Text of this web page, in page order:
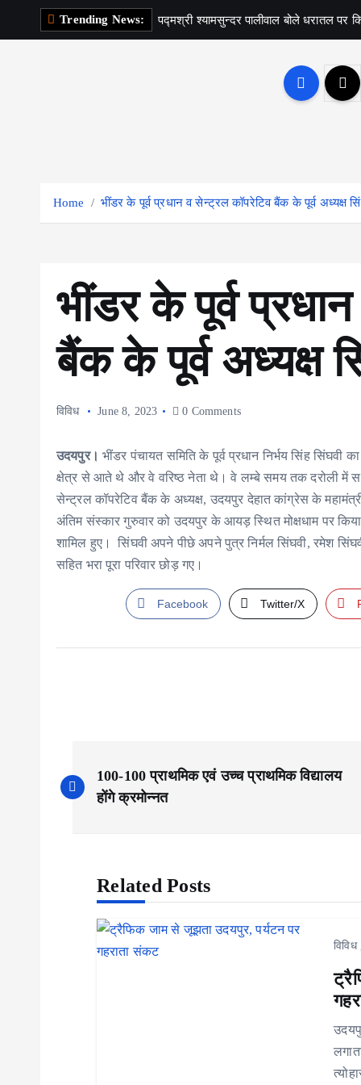
Trending News: पद्मश्री श्यामसुन्दर पालीवाल बोले धरातल पर
Home भींडर के पूर्व प्रधान व सेन्ट्रल कॉपरेटिव बैंक के पूर्व अध्यक्ष
भींडर के पूर्व
बैंक के पूर्व अध्यक्ष
विविध June 8, 2023 0 Comments
उदयपुर। भींडर पंचायत समिति के पूर्व प्रधान निर्भय सिंह सिंघवी
क्षेत्र से आते थे और वे वरिष्ठ नेता थे। वे लम्बे समय तक दरोली में
सेन्ट्रल कॉपरेटिव बैंक के अध्यक्ष, उदयपुर देहात कांग्रेस के
अंतिम संस्कार गुरुवार को उदयपुर के आयड़ स्थित मोक्षधाम पर
शामिल हुए। सिंघवी अपने पीछे अपने पुत्र निर्मल सिंघवी, रमेश
सहित भरा पूरा परिवार छोड़ गए।
Facebook Twitter/X
o
100-100 प्राथमिक एवं उच्च प्राथमिक विद्यालय
होंगे क्रमोन्नत
Related Posts
विविध